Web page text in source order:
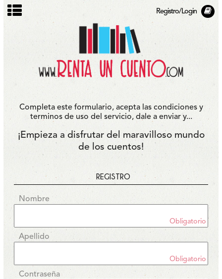
Registro/Login
Completa este formulario, acepta las condiciones y
terminos de uso del servicio, dale a enviar y...
¡Empieza a disfrutar del maravilloso mundo
de los cuentos!
REGISTRO
Nombre
Obligatorio
Apellido
Obligatorio
Contraseña